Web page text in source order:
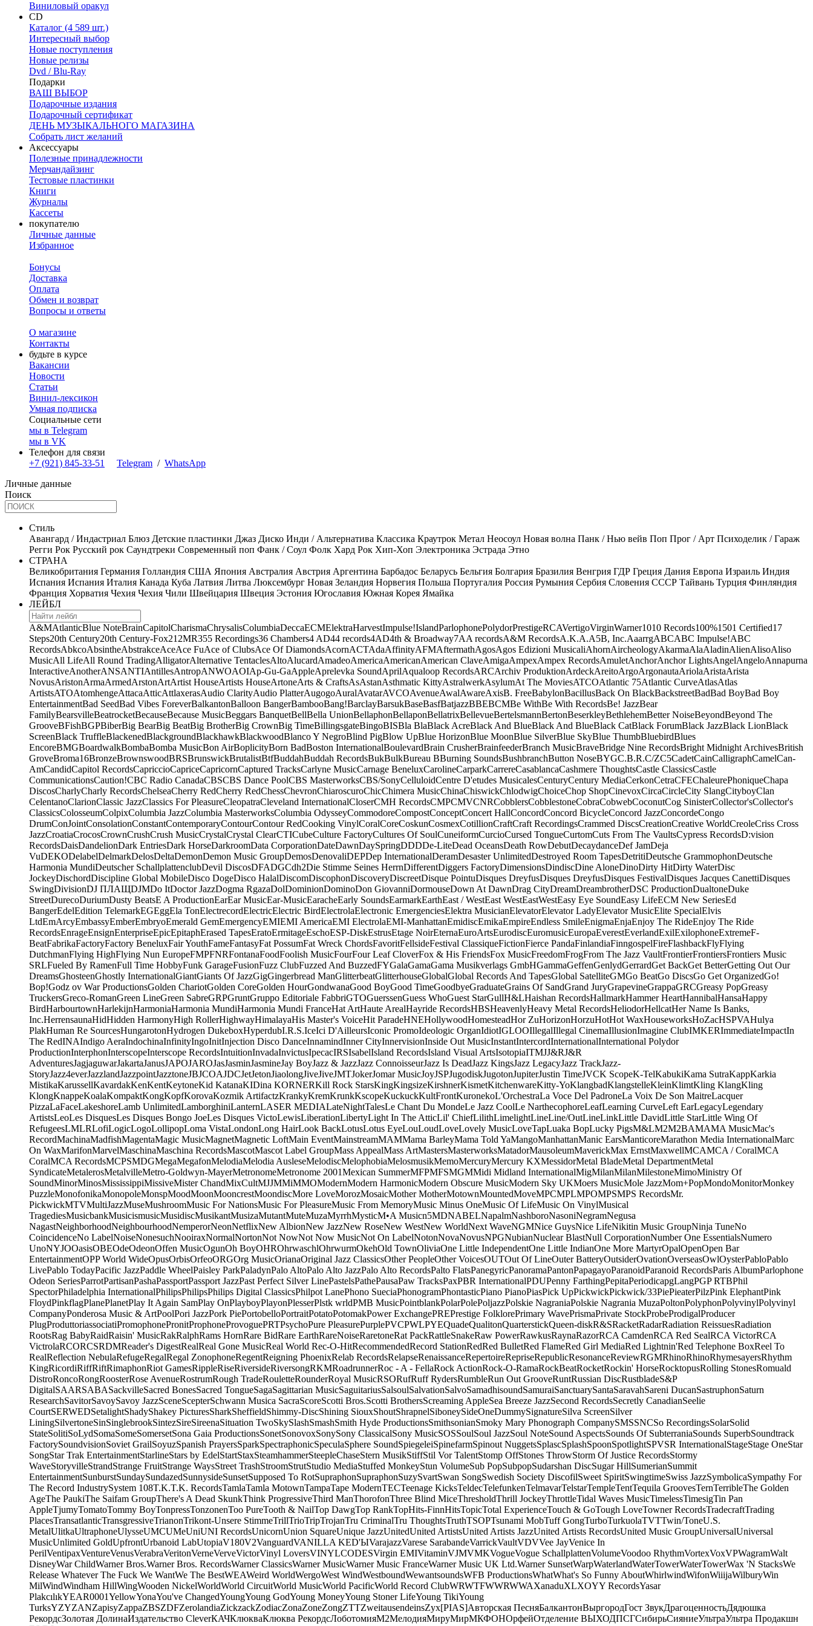
Виниловый оракул
CD
Каталог (4 589 шт.)
Интересный выбор
Новые поступления
Новые релизы
Dvd / Blu-Ray
Подарки
ВАШ ВЫБОР
Подарочные издания
Подарочный сертификат
ДЕНЬ МУЗЫКАЛЬНОГО МАГАЗИНА
Собрать лист желаний
Аксессуары
Полезные принадлежности
Мерчандайзинг
Тестовые пластинки
Книги
Журналы
Кассеты
покупателю
Личные данные
Избранное
Бонусы
Доставка
Оплата
Обмен и возврат
Вопросы и ответы
О магазине
Контакты
будьте в курсе
Вакансии
Новости
Статьи
Винил-лексикон
Умная подписка
Социальные сети
мы в Telegram
мы в VK
Телефон для связи
+7 (921) 845-33-51
Telegram / WhatsApp
Личные данные
Поиск
Стиль
Авангард / Индастриал Блюз Детские пластинки Джаз Диско Инди / Альтернатива Классика Краутрок Метал Неосоул Новая волна Панк / Нью вейв Поп Прог / Арт Психоделик / Гараж
Регги Рок Русский рок Саундтреки Современный поп Фанк / Соул Фолк Хард Рок Хип-Хоп Электроника Эстрада Этно
СТРАНА
Великобритания Германия Голландия США Япония Австралия Австрия Аргентина Барбадос Беларусь Бельгия Болгария Бразилия Венгрия ГДР Греция Дания Европа Израиль Индия
Испания Испания Италия Канада Куба Латвия Литва Люксембург Новая Зеландия Норвегия Польша Португалия Россия Румыния Сербия Словения СССР Тайвань Турция Финляндия
Франция Хорватия Чехия Чехия Чили Швейцария Швеция Эстония Югославия Южная Корея Ямайка
ЛЕЙБЛ
A&MAtlanticBlue NoteBrainCapitolCharismaChrysalisColumbiaDeccaECMElektraHarvestImpulse!IslandParlophonePolydorPrestigeRCAVertigoVirginWarner1010 Records100%1501 Certified17
Steps20th Century20th Century-Fox21 2MR355 Recordings36 Chambers4 AD44 records4AD4th & Broadway7AA recordsA&M RecordsA.K.A.A5B, Inc.AaarrgABCABC Impulse!ABC
RecordsAbkcoAbsintheAbstrakceAceAce FuAce of ClubsAce Of DiamondsAcornACTAdaAffinityAFMAftermathAgosAgos Edizioni MusicaliAhornAircheologyAkarmaAlaAladinAlienAlisoAliso
MusicAll LifeAll Round TradingAlligatorAlternative TentaclesAltoAlucardAmadeoAmericaAmericanAmerican ClaveAmigaAmpexAmpex RecordsAmuletAnchorAnchor LightsAngelAngeloAnnapurna
InteractiveAnotherANSANTIAntillesAntropANWOAOIAp-Gu-GaAppleAprelevka SoundAprilAqualoop RecordsARCArchiv ProduktionArdeckAreitoArgoArgonautaAriolaAristaArista
NovusAristonArmaArmedArstonArtArtist HouseArtists HouseArtoneArts & CraftsAsAstanAsthmatic KittyAstralwerkAsylumAt The MoviesATCOAtlantic 75Atlantic CurveAtlasAtlas
ArtistsATOAtomhengeAttacaAtticAttlaxerasAudio ClarityAudio PlatterAugogoAuralAvatarAVCOAvenueAwalAwareAxisB. FreeBabylonBacillusBack On BlackBackstreetBadBad BoyBad Boy
EntertainmentBad SeedBad Vibes ForeverBalkantonBalloon BangerBambooBang!BarclayBarsukBaseBasfBatjazzBBEBCMBe WithBe With RecordsBe! JazzBear
FamilyBearsvilleBeatrocketBecauseBecause MusicBeggars BanquetBellBella UnionBellaphonBellaponBellatrixBellevueBertelsmannBertonBeserkleyBethlehemBetter NoiseBeyondBeyond The
GrooveBFishBGPBiberBig BearBig BeatBig BrotherBig CrownBig TimeBillingsgateBingoBISBla BlaBlack AcreBlack And BlueBlack And BlueBlack CatBlack ForumBlack JazzBlack LionBlack
ScreenBlack TruffleBlackenedBlackgroundBlackhawkBlackwoodBlanco Y NegroBlind PigBlow UpBlue HorizonBlue MoonBlue SilverBlue SkyBlue ThumbBluebirdBlues
EncoreBMGBoardwalkBombaBomba MusicBon AirBoplicityBorn BadBoston InternationalBoulevardBrain CrusherBrainfeederBranch MusicBraveBridge Nine RecordsBright Midnight ArchivesBritish
GroveBroma16BronzeBrownswoodBRSBrunswickBrutalistBtfBuddahBuddah RecordsBukBulkBureau BBurning SoundsBushbranchButton NoseBYGC.B.R.C/ZC5CadetCainCalligraphCamelCan-
AmCandidCapitol RecordsCapriccioCapriceCapricornCaptured TracksCarlyne MusicCarnage BeneluxCarolineCarparkCarrereCasablancaCashmere ThoughtsCastle ClassicsCastle
CommunicationsCaution!CBC Radio CanadaCBSCBS Dance PoolCBS MasterworksCBS/SonyCelluloidCentre D'etudes MusicalesCenturyCentury MediaCerkonCetraCFEChaleurePhoniqueChapa
DiscosCharlyCharly RecordsChelseaCherry RedCherry RedChessChevronChiaroscuroChicChimera MusicChinaChiswickChlodwigChoiceChop ShopCinevoxCircaCircleCity SlangCityboyClan
CelentanoClarionClassic JazzClassics For PleasureCleopatraCleveland InternationalCloserCMH RecordsCMPCMVCNRCobblersCobblestoneCobraCobwebCoconutCog SinisterCollector'sCollector's
ClassicsColosseumColpixColumbia JazzColumbia MasterworksColumbia OdysseyCommodoreCompostConceptConcert HallConcordConcord BicycleConcord JazzConcordeCongo
DrumConJointConsolationConstantContemporaryContourContour RedCooking VinylCoralCoreCoskunCosmexCotillionCraftCraft RecordingsCrammed DiscsCreationCreative WorldCreoleCriss Cross
JazzCroatiaCrocosCrownCrushCrush MusicCrystalCrystal ClearCTICubeCulture FactoryCultures Of SoulCuneiformCurcioCursed TongueCurtomCuts From The VaultsCypress RecordsD:vision
RecordsDaisDandelionDark EntriesDark HorseDarkroomData CorporationDateDawnDaySpringDDDDe-LiteDead OceansDeath RowDebutDecaydanceDef JamDeja
VuDEKODelabelDelmarkDelosDeltaDemonDemon Music GroupDemosDenovaliDEPDep InternationalDeramDesaster UnlimitedDestroyed Room TapesDetritiDeutsche GrammophonDeutsche
Harmonia MundiDeutscher SchallplattenclubDevil DiscosDFADGCdh2Die Stimme Seines HerrnDifferentDiggers FactoryDimensionsDindiscDine AloneDinoDirty HitDirty WaterDisc
JockeyDischordDiscipline Global MobileDisco DogeDisco HalalDiscomDiscophonDiscoveryDiscreetDisque PointuDisques DreyfusDisques DreyfusDisques FestivalDisques Jacques CanettiDisques
SwingDivisionDJ ПЛАЩDJMDo ItDoctor JazzDogma RgazaDolDominionDominoDon GiovanniDormouseDown At DawnDrag CityDreamDreambrotherDSC ProductionDualtoneDuke
StreetDurecoDuriumDusty BeatsE A ProductionEarEar MusicEar-MusicEaracheEarly SoundsEarmarkEarthEast / WestEast WestEastWestEasy Eye SoundEasy LifeECM New SeriesEd
BangerEdelEdition TelemarkEGEggEla TonElectrecordElectricElectric BirdElectrolaElectronic EmergenciesElektra MusicianElevatorElevator LadyElevator MusicElite SpecialElvis
LtdEmArcyEmbassyEmberEmbryoEmerald GemEmergencyEMIEMI AmericaEMI ElectrolaEMI-ManhattanEmidiscEmikaEmpireEndless SmileEnigmaEnjaEnjoy The RideEnjoy The Ride
RecordsEnrageEnsignEnterpriseEpicEpitaphErased TapesEratoErmitageEschoESP-DiskEstrusEtage NoirEternaEuroArtsEurodiscEuromusicEuropaEverestEverlandExilExilophoneExtremeF-
BeatFabrikaFactoryFactory BeneluxFair YouthFameFantasyFat PossumFat Wreck ChordsFavoritFellsideFestival ClassiqueFictionFierce PandaFinlandiaFinngospelFireFlashbackFlyFlying
DutchmanFlying HighFlying Nun EuropeFMPFNRFontanaFoodFoolish MusicFourFour Leaf CloverFox & His FriendsFox MusicFreedomFrogFrom The Jazz VaultFrontierFrontiersFrontiers Music
SRLFueled By RamenFull Time HobbyFunk GarageFusionFuzz ClubFuzzed And BuzzedFYGalaGamaGama Musikverlags GmbHGammaGeffenGenlydGerrardGet BackGet BetterGetting Out Our
DreamsGhosteenGhostly InternationalGiantGiants Of JazzGigGingerbread ManGlitterbeatGlitterhouseGlobalGlobal Records And TapesGlobal SatelliteGMGo BeatGo DiscsGo Get OrganizedGo!
Bop!Godz ov War ProductionsGolden ChariotGolden CoreGolden HourGondwanaGood BoyGood TimeGoodbyeGraduateGrains Of SandGrand JuryGrapevineGrappaGRCGreasy PopGreasy
TruckersGreco-RomanGreen LineGreen SabreGRPGruntGruppo Editoriale FabbriGTOGuerssenGuess WhoGuest StarGullH&LHaishan RecordsHallmarkHammer HeartHannibalHansaHappy
BirdHarbourtownHarlekijnHarmoniaHarmonia MundiHarmonia Mundi FranceHat ArtHaute ArealHayride RecordsHBSHeavenlyHeavy Metal RecordsHeliodorHellcatHer Name Is Banks,
Inc.HerrensaunaHidHidden HarmonyHigh RollerHighwayHimalayaHis Master's VoiceHit ParadeHNEHollywoodHomesteadHor ZuHorizonHorzuHotHot WaxHouseworksHoZacHSPVAHulya
PlakHuman Re SourcesHungarotonHydrogen DukeboxHyperdubI.R.S.IceIci D'AilleursIconic PromoIdeologic OrganIdiotIGLOOIllegalIllegal CinemaIllusionImagine ClubIMKERImmediateImpactIn
The RedINAIndigo AeraIndochinaInfinityIngoInitInjection Disco DanceInnamindInner CityInnervisionInside Out MusicInstantIntercordInternationalInternational Polydor
ProductionInterphonInterscopeInterscope RecordsIntuitionInvadaInvictusIpecacIRSIsabelIsland RecordsIsland Visual ArtsIsotopiaITMJJ&RJ&R
AdventuresJagjaguwarJakartaJanusJAPOJAROJasJasminJasmineJay BoyJazz & JazzJazz ConnoisseurJazz Is DeadJazz KingsJazz LegacyJazz TrackJazz-
StoryJazz4everJazzlandJazzpointJazztoneJBJCOAJDCJetJetonJiaolongJiveJiveJMTJokerJomar MusicJoyJSPJugodiskJugotonJupiterJustin TimeJVCK ScopeK-TelKabukiKama SutraKappKarkia
MistikaKarussellKavardakKenKentKeytoneKid KatanaKIDina KORNERKill Rock StarsKingKingsizeKirshnerKismetKitchenwareKitty-YoKlangbadKlangstelleKleinKlimtKling KlangKling
KlongKnappeKoalaKompaktKongKopfKorovaKozmik ArtifactzKrankyKremKrunkKscopeKuckuckKultFrontKuronekoL'OrchestraLa Voce Del PadroneLa Voix De Son MaitreLacquer
PizzaLaFaceLakeshoreLamb UnlimitedLamborghiniLanternLASER MEDIALateNightTalesLe Chant Du MondeLe Jazz CoolLe NarthecophoreLeafLearning CurveLeft EarLegacyLegendary
ArtistsLeoLes DisquesLes Disques Bongo JoeLes Disques VictoLewisLiberationLibertyLight In The AtticLil' ChiefLilithLimelightLineLine/OutLineLinkLittle DavidLittle StarLittle Wing Of
RefugeesLMLRLofiLogicLogoLollipopLoma VistaLondonLong HairLook BackLotusLotus EyeLouLoudLoveLovely MusicLoveTapLuaka BopLucky PigsM&LM2M2BAMAMA MusicMac's
RecordMachinaMadfishMagentaMagic MusicMagnetMagnetic LoftMain EventMainstreamMAMMama BarleyMama Told YaMangoManhattanManic EarsManticoreMarathon Media InternationalMarc
On WaxMarifonMarvelMaschinaMaschina RecordsMascotMascot Label GroupMass AppealMass ArtMastersMasterworksMatadorMausoleumMaverickMax ErnstMaxwellMCAMCA / CoralMCA
CoralMCA RecordsMCPSMDGMegaMegafonMelodiaMelodia AusleseMelodiscMelophobiaMelosmusikMemoMercuryMercury KXMessidorMetal BladeMetal DepartmentMetal
SyndicateMetalerosMetalvilleMetro-Goldwyn-MayerMetronomeMetronome 2001Mexican SummerMFPMFSMGMMidi Midland InternationalMigMilanMilanMilestoneMimoMinistry Of
SoundMinorMinosMississippiMissiveMister ChandMixCultMJJMMiMMOModernModern HarmonicModern Obscure MusicModern Sky UKMoers MusicMole JazzMom+PopMondoMonitorMonkey
PuzzleMonofonikaMonopoleMonspMoodMoonMooncrestMoondiscMore LoveMorozMosaicMother MotherMotownMountedMoveMPCMPLMPOMPSMPS RecordsMr.
PickwickMTVMultiJazzMuseMushroomMusic For NationsMusic For PleasureMusic From MemoryMusic Minus OneMusic Of LifeMusic On VinylMusical
TragediesMusicbankMusicismusicMusidiscMusikantMusizaMutantMuteMuzaMyrrhMysticM•A Musicn5MDNABELNapalmNashboroNasoniNegramNegusa
NagastNeighborhoodNeighbourhoodNemperorNeonNetflixNew AlbionNew JazzNew RoseNew WestNew WorldNext WaveNGMNice GuysNice LifeNikitin Music GroupNinja TuneNo
CoincidenceNo LabelNoiseNonesuchNooiraxNormalNortonNot NowNot Now MusicNot On LabelNotonNovaNovusNPGNubianNuclear BlastNull CorporationNumber One EssentialsNumero
UnoNYJOOasisOBEOdeOdeonOffen MusicOgunOh BoyOHROhrwaschlOhrwurmOkehOld TownOliviaOne Little IndependentOne Little IndianOne More MartyrOpalOpenOpen Bar
EntertainmentOPP World WideOpusOrbisOrfeoORGOrg MusicOrianaOriginal Jazz ClassicsOther PeopleOther VoicesOUTOut Of LineOuter BatteryOutsiderOvationOverseasOwlOysterPabloPablo
LivePablo TodayPacific JazzPaddle WheelPaisley ParkPaladynPalo AltoPalo Alto JazzPalo Alto RecordsPalto FlatsPanegyricPanoramaPantonPapagayoParanoidParanoid RecordsParis AlbumParlophone
Odeon SeriesParrotPartisanPashaPassportPassport JazzPast Perfect Silver LinePastelsPathePausaPaw TracksPaxPBR InternationalPDUPenny FarthingPepitaPeriodicapgLangPGP RTBPhil
SpectorPhiladelphia InternationalPhilipsPhilipsPhilips Digital ClassicsPhilpot LanePhono SueciaPhonogramPhontasticPiano PianoPiasPick UpPickwickPickwick/33PiePieaterPilzPink ElephantPink
FloydPinkflagPlanePlanetPlay It Again SamPlay OnPlayboyPlayonPlesserPlstk wrldPMB MusicPointblankPolarPolePoljazzPolskie NagraniaPolskie Nagrania MuzaPoltonPolyphonPolyvinylPolyvinyl
CompanyPonderosa Music & ArtPoolPori JazzPork PiePortobelloPortraitPotatoPotomakPower ExchangePREPrestige FolklorePrimary WavePrismaPrivate StockProbeProdigalProducer
PlugProduttoriassociatiPromophonePronitProphoneProvoguePRTPsychoPure PleasurePurplePVCPWLPYEQuadeQualitonQuarterstickQueen-diskR&SRacketRadarRadiation ReissuesRadiation
RootsRag BabyRaidRaisin' MusicRakRalphRams HornRare BidRare EarthRareNoiseRaretoneRat PackRattleSnakeRaw PowerRawkusRaynaRazorRCA CamdenRCA Red SealRCA VictorRCA
VictrolaRCORCSRDMReader's DigestRealReal Gone MusicReal World Rec-O-HitRecommendedRecord StationRedRed BulletRed FlameRed Girl MediaRed Lightnin'Red Telephone BoxReel To
RealReflection NebulaRefugeRegalRegal ZonophoneRegentReigning PhoenixRelab RecordsRelapseRenaissanceRepertoireRepriseRepublicResonanceReviewRGMRhinoRhinoRhymesayersRhythm
KingRicordiRiffRiftRimaphonRiot GamesRippleRiseRiversideRiversongRKMRoadrunnerRoc - A - FellaRock ActionRock-O-RamaRockBeatRocketRockin' HorseRocktopusRolling StonesRomuald
DistroRoncoRongRoosterRose AvenueRostrumRough TradeRouletteRounderRoyal MusicRSORufRuff RydersRumbleRun Out GrooveRuntRussian DiscRustbladeS&P
DigitalSAARSABASackvilleSacred BonesSacred TongueSagaSagittarian MusicSaguitariusSalsoulSalvationSalvoSamadhisoundSamuraiSanctuarySantaSaravahSareni DucanSastruphonSaturn
ResearchSavitorSavoySavoy JazzSceneScepterSchwann Musica SacraScoreScotti Bros.Scotti BrothersScreaming AppleSea Breeze JazzSecond RecordsSecretly CanadianSeelie
CourtSERWEDSetalightShadyShakey PicturesSharkSheffieldShimmy-DiscShining SiouxShoutShrapnelSiboneySideOneDummySignatureSilva ScreenSilver
LiningSilvertoneSinSinglebrookSintezSireSireenaSituation TwoSkySlashSmashSmith Hyde ProductionsSmithsonianSmoky Mary Phonograph CompanySMSSNCSo RecordingsSolarSolid
StateSolitiSoLydSomaSomeSomersetSona Gaia ProductionsSonetSonovoxSonySony ClassicalSony MusicSOSSoulSoul JazzSoul NoteSound AspectsSounds Of SubterraniaSounds SuperbSoundtrack
FactorySoundvisionSoviet GrailSoyuzSpanish PrayersSparkSpectraphonicSpeculaSphere SoundSpiegeleiSpinefarmSpinout NuggetsSplascSplashSpoonSpotlightSPVSR InternationalStageStage OneStar
SongStar Trak EntertainmentStarlineStars by EdelStartStaxSteamhammerSteepleChaseStern MusikStiffStil Vor TalentStomp OffStones ThrowStorm Of Justice RecordsStormy
WaveStoryvilleStrandStrange FruitStrange WaysStreet TrashStroomStrutStudio MediaStuffed MonkeyStun VolumeSub PopSubpopSudarshan DiscSugar HillSumerianSummit
EntertainmentSunburstSundaySundazedSunnysideSunsetSupposed To RotSupraphonSupraphonSuzySvartSwan SongSwedish Society DiscofilSweet SpiritSwingtimeSwiss JazzSymbolicaSympathy For
The Record IndustrySystem 108T.K.T.K. RecordsTamlaTamla MotownTampaTape ModernTECTeenage KicksTeldecTelefunkenTelmavarTelstarTempleTentTequila GroovesTernTerribleThe Golden
AgeThe PaukiThe Saifam GroupThere's A Dead SkunkThink ProgressiveThird ManThorofonThree Blind MiceThresholdThrill JockeyThrottleTidal Waves MusicTimelessTimesigTin Pan
AppleTjumyTomatoTommy BoyTonpressTonzonenToo PureTooth & NailTop DawgTop RankTopHits-FinnHitsTopicTotal ExperienceTouch & GoTough LoveTowner RecordsTradecraftTrading
PlacesTransatlanticTransgressiveTrianonTrikont-Unsere StimmeTrillTrioTripTrojanTru CriminalTru ThoughtsTruthTSOPTsunami MobTuff GongTurboTurkuolaTVTTwin/ToneU.S.
MetalUlitkaUltraphoneUlysseUMCUMeUniUNI RecordsUnicornUnion SquareUnique JazzUnitedUnited ArtistsUnited Artists JazzUnited Artists RecordsUnited Music GroupUniversalUniversal
MusicUnlimited GoldUpfrontUrbanoid LabUtopiaV180V2VanguardVANILLA KED'ЫVarajazzVarese SarabandeVarrickVaultVDVVee JayVenice In
PerilVentipaxVentureVenusVerabraVeritonVerneVerveVictorVinyl LoversVINYLCODESVirgin EMIVitaminVJMVMKVogueVogue SchallplattenVolumeVoodoo RhythmVortexVoxVPWagramWalt
DisneyWar ChildWarner Bros.Warner Bros. RecordsWarner ClassicsWarner MusicWarner Music FranceWarner Music UK Ltd.Warner SunsetWarpWaterlandWaterTowerWaterTowerWax 'N StacksWe
Release Whatever The Fuck We WantWe The BestWEAWeird WorldWergoWest WindWestboundWewantsoundsWFB ProductionsWhatWhat's So Funny AboutWhirlwindWifonWiiijaWilburyWin
MilWindWindham HillWingWooden NickelWorldWorld CircuitWorld MusicWorld PacificWorld Record ClubWRWTFWWRWWAXanaduXLXOYY RecordsYasar
PlakcılıkYEAR0001YellowYonaYou've ChangedYoungYoung GodYoung MoneyYoung Stoner LifeYoung TikiYoung
TurksYZYZANZapisyZappaZBSZDFZerolandiaZickzackZodiacZonaZoneZongZTTZweitausendeinsZyx[PIAS]Авторская ПесняБалкантонВыргородГост ЗвукДрагоценностьДядюшка
РекордсЗолотая ДолинаИздательство CleverКАЧКлюкваКлюква РекордсЛоботомияМ2МелодияМируМирМКФОНОрфейОтделение ВЫХОДПСГСибирьСияниеУльтраУльтра Продакшн